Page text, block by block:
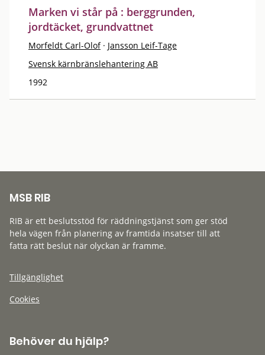
Marken vi står på : berggrunden,
jordtäcket, grundvattnet
Morfeldt Carl-Olof · Jansson Leif-Tage
Svensk kärnbränslehantering AB
1992
MSB RIB
RIB är ett beslutsstöd för räddningstjänst som ger stöd
hela vägen från planering av framtida insatser till att
fatta rätt beslut när olyckan är framme.
Tillgänglighet
Cookies
Behöver du hjälp?